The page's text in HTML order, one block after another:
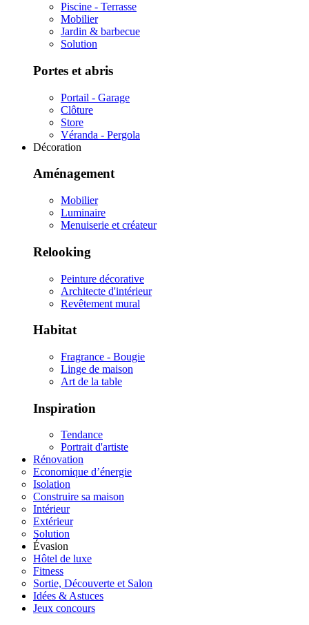
Piscine - Terrasse
Mobilier
Jardin & barbecue
Solution
Portes et abris
Portail - Garage
Clôture
Store
Véranda - Pergola
Décoration
Aménagement
Mobilier
Luminaire
Menuiserie et créateur
Relooking
Peinture décorative
Architecte d'intérieur
Revêtement mural
Habitat
Fragrance - Bougie
Linge de maison
Art de la table
Inspiration
Tendance
Portrait d'artiste
Rénovation
Economique d’énergie
Isolation
Construire sa maison
Intérieur
Extérieur
Solution
Évasion
Hôtel de luxe
Fitness
Sortie, Découverte et Salon
Idées & Astuces
Jeux concours